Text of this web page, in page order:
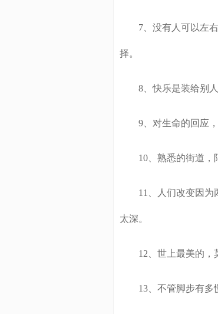
7、没有人可以左右
择。
8、快乐是装给别人
9、对生命的回应，
10、熟悉的街道，陌
11、人们改变因为两
太深。
12、世上最美的，莫
13、不管脚步有多慢